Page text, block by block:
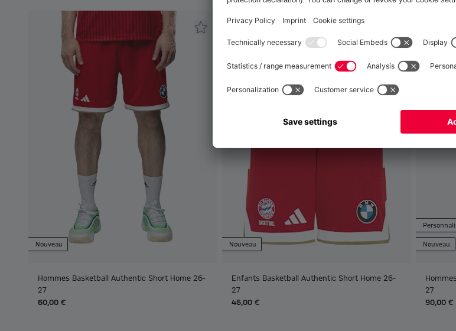
Nouveau
Hommes Basketball Authentic Short Home 26-
27
60,00 €
Nouveau
Enfants Basketball Authentic Short Home 26-
27
45,00 €
Nouveau
27
90,00 €
Mondial pour y livrer!